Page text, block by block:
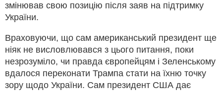
змінював свою позицію після заяв на підтримку
України.
Враховуючи, що сам американський президент ще
ніяк не висловлювався з цього питання, поки
незрозуміло, чи правда європейцям і Зеленському
вдалося переконати Трампа стати на їхню точку
зору щодо України. Сам президент США дає